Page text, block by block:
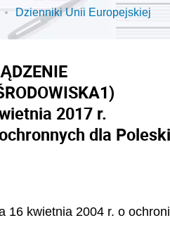
Dzienniki Unii Europejskiej
1)
2017 r.
dla
kwietnia 2004 r. o